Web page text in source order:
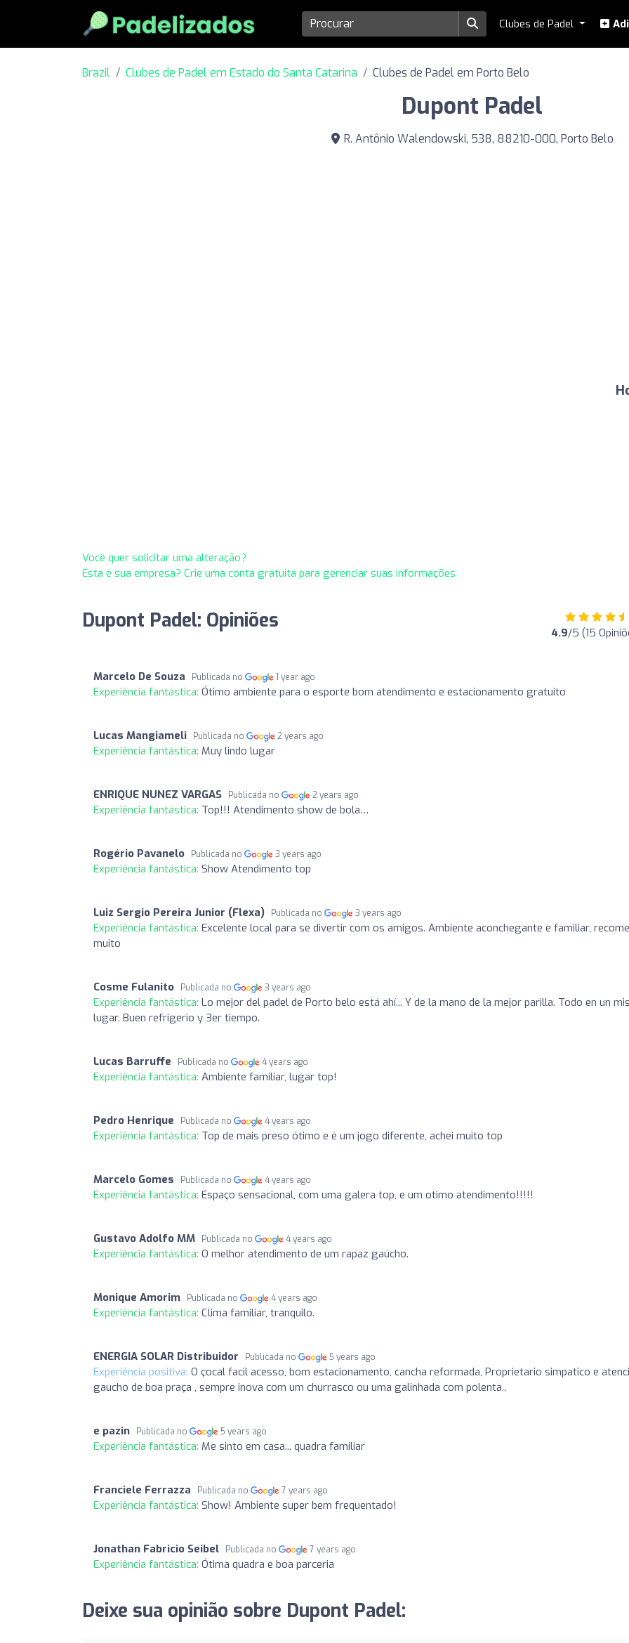
Clubes de Padel
Brazil Clubes de Padel em Estado do Santa Catarina Clubes de Padel em Porto Belo
Dupont Padel
R. Antônio Walendowski, 538, 88210-000, Porto Belo
Você quer solicitar uma alteração?
Esta é sua empresa? Crie uma conta gratuita para gerenciar suas informações
Dupont Padel: Opiniões 4.9/5 (15
Marcelo De Souza Publicada no 1 year ago
Experiência fantástica: Ótimo ambiente para o esporte bom atendimento e estacionamento gratuito
Lucas Mangiameli Publicada no 2 years ago
Experiência fantástica: Muy lindo lugar
ENRIQUE NUNEZ VARGAS Publicada no 2 years ago
Experiência fantástica: Top!!! Atendimento show de bola…
Rogério Pavanelo Publicada no 3 years ago
Experiência fantástica: Show Atendimento top
Luiz Sergio Pereira Junior (Flexa) Publicada no 3 years ago
Experiência fantástica: Excelente local para se divertir com os amigos. Ambiente aconchegante e familiar,
muito
Cosme Fulanito Publicada no 3 years ago
Experiência fantástica: Lo mejor del padel de Porto belo está ahí... Y de la mano de la mejor parilla. Todo en un
lugar. Buen refrigerio y 3er tiempo.
Lucas Barruffe Publicada no 4 years ago
Experiência fantástica: Ambiente familiar, lugar top!
Pedro Henrique Publicada no 4 years ago
Experiência fantástica: Top de mais preso ótimo e é um jogo diferente, achei muito top
Marcelo Gomes Publicada no 4 years ago
Experiência fantástica: Espaço sensacional, com uma galera top, e um otimo atendimento!!!!!
Gustavo Adolfo MM Publicada no 4 years ago
Experiência fantástica: O melhor atendimento de um rapaz gaúcho.
Monique Amorim Publicada no 4 years ago
Experiência fantástica: Clima familiar, tranquilo.
ENERGIA SOLAR Distribuidor Publicada no 5 years ago
Experiência positiva: O çocal facil acesso, bom estacionamento, cancha reformada, Proprietario simpatico e
gaucho de boa praça , sempre inova com um churrasco ou uma galinhada com polenta..
e pazin Publicada no 5 years ago
Experiência fantástica: Me sinto em casa... quadra familiar
Franciele Ferrazza Publicada no 7 years ago
Experiência fantástica: Show! Ambiente super bem frequentado!
Jonathan Fabricio Seibel Publicada no 7 years ago
Experiência fantástica: Ótima quadra e boa parceria
Deixe sua opinião sobre Dupont Padel: